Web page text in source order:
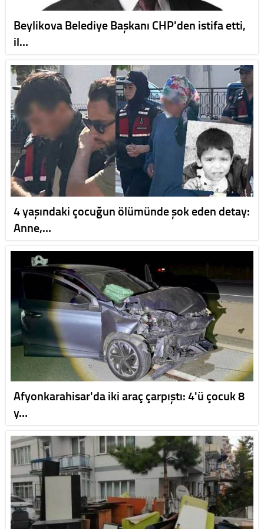
Beylikova Belediye Başkanı CHP'den istifa etti,
il…
4 yaşındaki çocuğun ölümünde şok eden detay:
Anne,…
Afyonkarahisar'da iki araç çarpıştı: 4'ü çocuk 8
y…